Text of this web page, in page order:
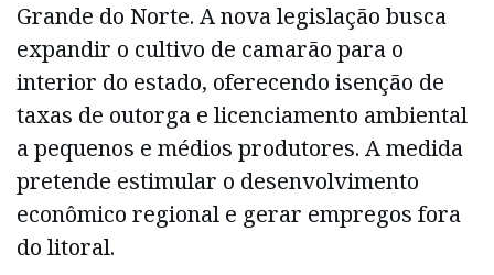
Grande do Norte. A nova legislação busca
expandir o cultivo de camarão para o
interior do estado, oferecendo isenção de
taxas de outorga e licenciamento ambiental
a pequenos e médios produtores. A medida
pretende estimular o desenvolvimento
econômico regional e gerar empregos fora
do litoral.